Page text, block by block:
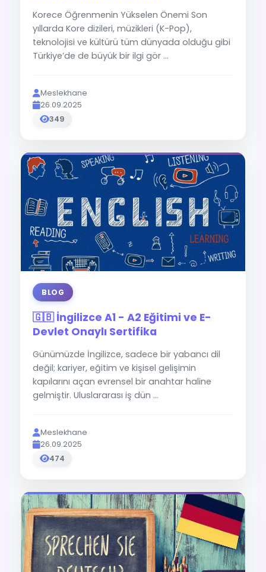
Korece Öğrenmenin Yükselen Önemi Son
yıllarda Kore dizileri, müzikleri (K-Pop),
teknolojisi ve kültürü tüm dünyada olduğu gibi
Türkiye’de de büyük bir ilgi gör ...
Meslekhane
26.09.2025
349
BLOG
🇬🇧 İngilizce A1 - A2 Eğitimi ve E-
Devlet Onaylı Sertifika
Günümüzde İngilizce, sadece bir yabancı dil
değil; kariyer, eğitim ve kişisel gelişimin
kapılarını açan evrensel bir anahtar haline
gelmiştir. Uluslararası iş dün ...
Meslekhane
26.09.2025
474